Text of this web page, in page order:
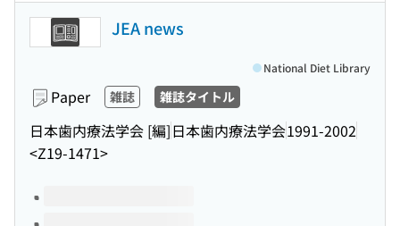
JEA news
Paper 雑誌 雑誌タイトル
日本歯内療法学会 [編]日本歯内療法学会1991-2002
<Z19-1471>
National Diet Library
Volumes of this title